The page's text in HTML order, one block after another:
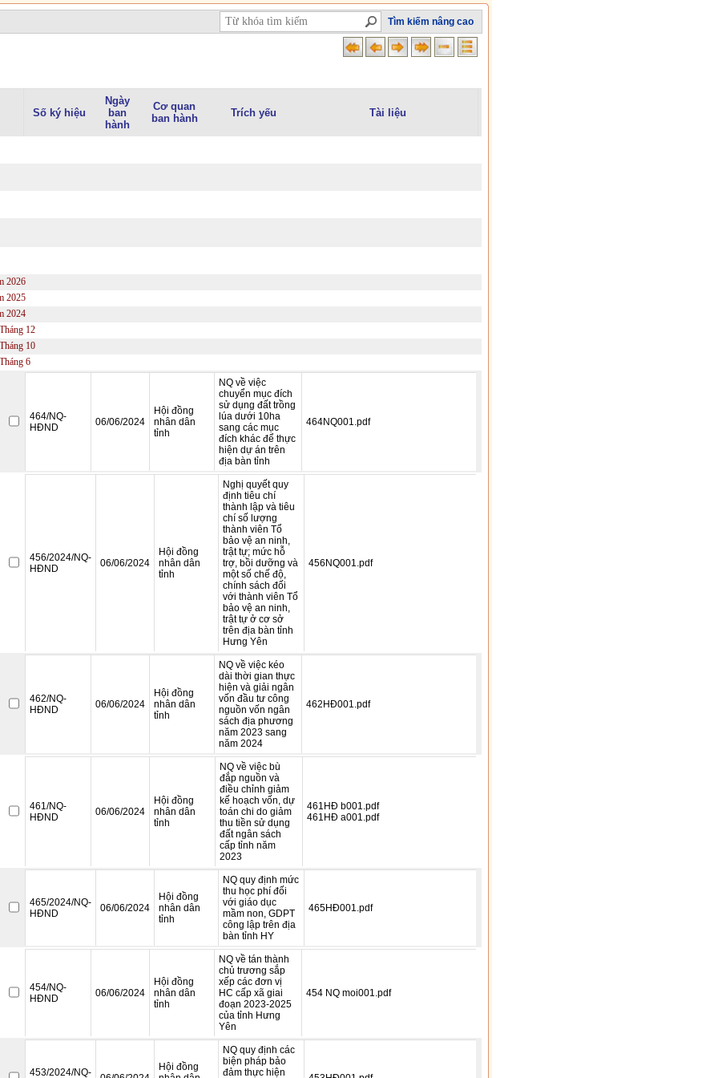
Tìm kiếm nâng cao
Số ký hiệu
Ngày
ban
hành
Cơ quan
ban hành
Trích yếu Tài liệu
2026
2025
2024
Tháng 12
Tháng 10
Tháng 6
464/NQ-
HĐND
06/06/2024
Hội đồng
nhân dân
tỉnh
NQ về việc
chuyển mục đích
sử dụng đất trồng
lúa dưới 10ha
sang các mục
đích khác để thực
hiện dự án trên
địa bàn tỉnh
464NQ001.pdf
456/2024/NQ-
HĐND
06/06/2024
Hội đồng
nhân dân
tỉnh
Nghị quyết quy
định tiêu chí
thành lập và tiêu
chí số lượng
thành viên Tổ
bảo vệ an ninh,
trật tự; mức hỗ
trợ, bồi dưỡng và
một số chế độ,
chính sách đối
với thành viên Tổ
bảo vệ an ninh,
trật tự ở cơ sở
trên địa bàn tỉnh
Hưng Yên
456NQ001.pdf
462/NQ-
HĐND
06/06/2024
Hội đồng
nhân dân
tỉnh
NQ về việc kéo
dài thời gian thực
hiện và giải ngân
vốn đầu tư công
nguồn vốn ngân
sách địa phương
năm 2023 sang
năm 2024
462HÐ001.pdf
461/NQ-
HĐND
06/06/2024
Hội đồng
nhân dân
tỉnh
NQ về việc bù
đắp nguồn và
điều chỉnh giảm
kế hoạch vốn, dự
toán chi do giảm
thu tiền sử dụng
đất ngân sách
cấp tỉnh năm
2023
461HÐ b001.pdf
461HÐ a001.pdf
465/2024/NQ-
HĐND
06/06/2024
Hội đồng
nhân dân
tỉnh
NQ quy định mức
thu học phí đối
với giáo dục
mầm non, GDPT
công lập trên địa
bàn tỉnh HY
465HÐ001.pdf
454/NQ-
HĐND
06/06/2024
Hội đồng
nhân dân
tỉnh
NQ về tán thành
chủ trương sắp
xếp các đơn vị
HC cấp xã giai
đoạn 2023-2025
của tỉnh Hưng
Yên
454 NQ moi001.pdf
453/2024/NQ-
Hội đồng
NQ quy định các
biện pháp bảo
đảm thực hiện